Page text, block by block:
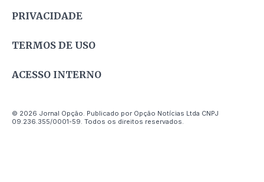
PRIVACIDADE
TERMOS DE USO
ACESSO INTERNO
© 2026 Jornal Opção. Publicado por Opção Notícias Ltda CNPJ
09.236.355/0001-59. Todos os direitos reservados.